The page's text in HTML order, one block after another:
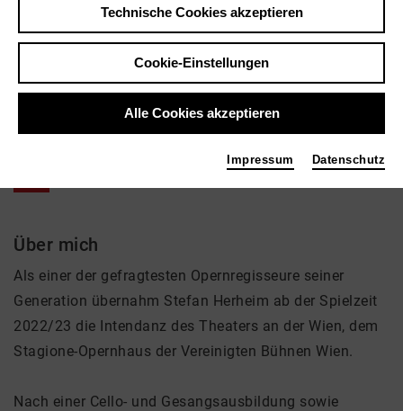
Stefan Herheim
Tags
Über mich
Als einer der gefragtesten Opernregisseure seiner
Generation übernahm Stefan Herheim ab der Spielzeit
2022/23 die Intendanz des Theaters an der Wien, dem
Stagione-Opernhaus der Vereinigten Bühnen Wien.
Nach einer Cello- und Gesangsausbildung sowie
Technische Cookies akzeptieren
Cookie-Einstellungen
Alle Cookies akzeptieren
Impressum Datenschutz